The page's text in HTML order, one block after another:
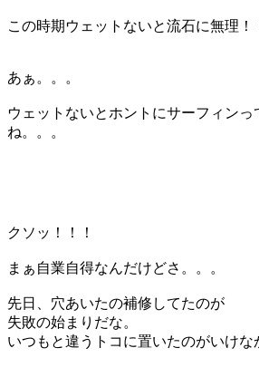
この時期ウェットないと流石に無理！
あぁ。。。
ウェットないとホントにサーフィンっ
ね。。。
クソッ！！！
まぁ自業自得なんだけどさ。。。
先日、穴あいたの補修してたのが
失敗の始まりだな。
いつもと違うトコに置いたのがいけな